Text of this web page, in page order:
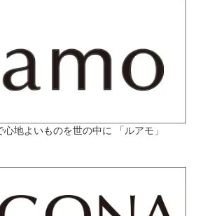
心地よいものを世の中に 「ルアモ」